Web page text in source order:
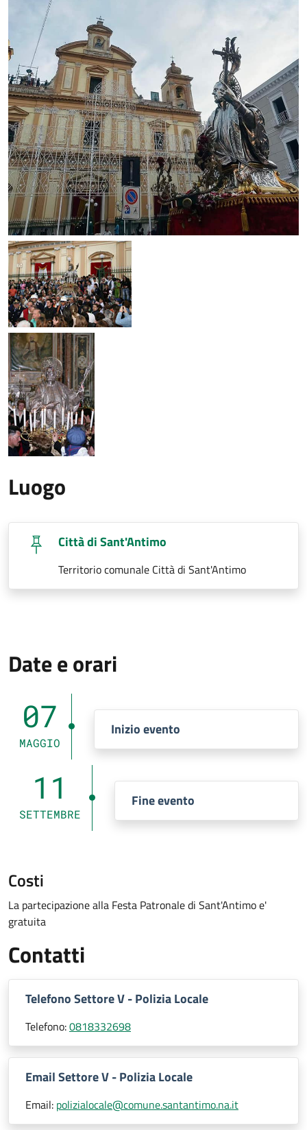
Luogo
Città di Sant'Antimo
Territorio comunale Città di Sant'Antimo
Date e orari
07
MAGGIO
Inizio evento
11
SETTEMBRE
Fine evento
Costi
La partecipazione alla Festa Patronale di Sant'Antimo e'
gratuita
Contatti
Telefono Settore V - Polizia Locale
Telefono:0818332698
Email Settore V - Polizia Locale
Email: polizialocale@comune.santantimo.na.it